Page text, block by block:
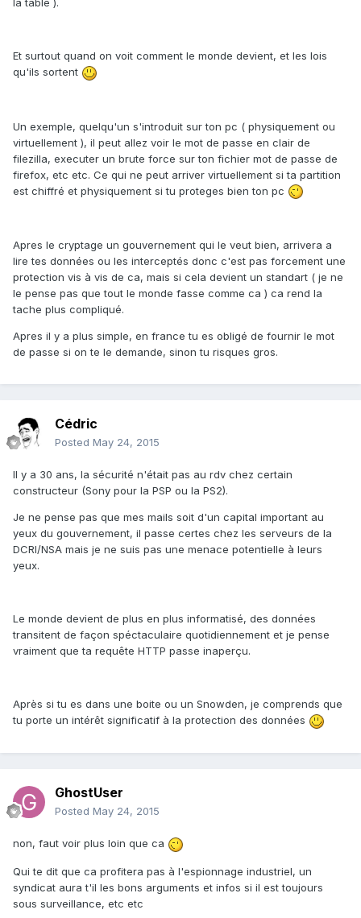
la table ).
Et surtout quand on voit comment le monde devient, et les lois
qu'ils sortent
Un exemple, quelqu'un s'introduit sur ton pc ( physiquement ou
virtuellement ), il peut allez voir le mot de passe en clair de
filezilla, executer un brute force sur ton fichier mot de passe de
firefox, etc etc. Ce qui ne peut arriver virtuellement si ta partition
est chiffré et physiquement si tu proteges bien ton pc
Apres le cryptage un gouvernement qui le veut bien, arrivera a
lire tes données ou les interceptés donc c'est pas forcement une
protection vis à vis de ca, mais si cela devient un standart ( je ne
le pense pas que tout le monde fasse comme ca ) ca rend la
tache plus compliqué.
Apres il y a plus simple, en france tu es obligé de fournir le mot
de passe si on te le demande, sinon tu risques gros.
Cédric
Posted May 24, 2015
Il y a 30 ans, la sécurité n'était pas au rdv chez certain
constructeur (Sony pour la PSP ou la PS2).
Je ne pense pas que mes mails soit d'un capital important au
yeux du gouvernement, il passe certes chez les serveurs de la
DCRI/NSA mais je ne suis pas une menace potentielle à leurs
yeux.
Le monde devient de plus en plus informatisé, des données
transitent de façon spéctaculaire quotidiennement et je pense
vraiment que ta requête HTTP passe inaperçu.
Après si tu es dans une boite ou un Snowden, je comprends que
tu porte un intérêt significatif à la protection des données
GhostUser
Posted May 24, 2015
non, faut voir plus loin que ca
Qui te dit que ca profitera pas à l'espionnage industriel, un
syndicat aura t'il les bons arguments et infos si il est toujours
sous surveillance, etc etc